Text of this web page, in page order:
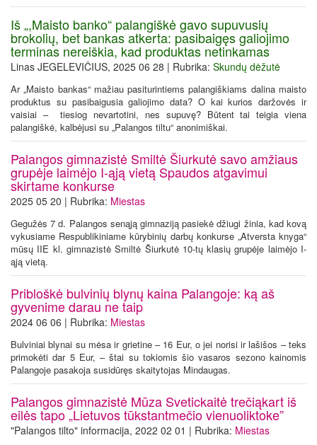
Iš „,Maisto banko“ palangiškė gavo supuvusių
brokolių, bet bankas atkerta: pasibaigęs galiojimo
terminas nereiškia, kad produktas netinkamas
Linas JEGELEVIČIUS, 2025 06 28 | Rubrika: Skundų dėžutė
Ar „Maisto bankas“ mažiau pasiturintiems palangiškiams dalina maisto
produktus su pasibaigusia galiojimo data? O kai kurios daržovės ir
vaisiai – tiesiog nevartotini, nes supuvę? Būtent tai teigia viena
palangiškė, kalbėjusi su „Palangos tiltu“ anonimiškai.
Palangos gimnazistė Smiltė Šiurkutė savo amžiaus
grupėje laimėjo I-ąją vietą Spaudos atgavimui
skirtame konkurse
2025 05 20 | Rubrika: Miestas
Gegužės 7 d. Palangos senąją gimnaziją pasiekė džiugi žinia, kad kovą
vykusiame Respublikiniame kūrybinių darbų konkurse „Atversta knyga“
mūsų IIE kl. gimnazistė Smiltė Šiurkutė 10-tų klasių grupėje laimėjo I-
ąją vietą.
Pribloškė bulvinių blynų kaina Palangoje: ką aš
gyvenime darau ne taip
2024 06 06 | Rubrika: Miestas
Bulviniai blynai su mėsa ir grietine – 16 Eur, o jei norisi ir lašišos – teks
primokėti dar 5 Eur, – štai su tokiomis šio vasaros sezono kainomis
Palangoje pasakoja susidūręs skaitytojas Mindaugas.
Palangos gimnazistė Mūza Svetickaitė trečiąkart iš
eilės tapo „Lietuvos tūkstantmečio vienuoliktoke”
"Palangos tilto" informacija, 2022 02 01 | Rubrika: Miestas